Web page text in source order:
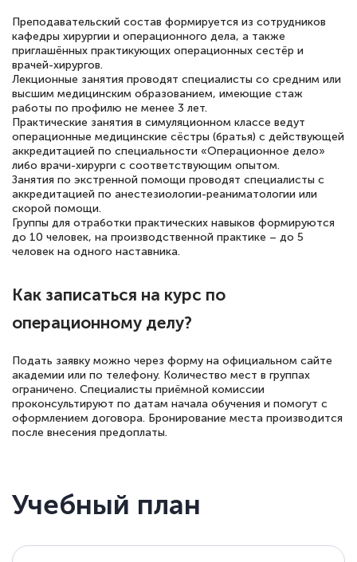
Преподавательский состав формируется из сотрудников
кафедры хирургии и операционного дела, а также
приглашённых практикующих операционных сестёр и
врачей-хирургов.
Лекционные занятия проводят специалисты со средним или
высшим медицинским образованием, имеющие стаж
работы по профилю не менее 3 лет.
Практические занятия в симуляционном классе ведут
операционные медицинские сёстры (братья) с действующей
аккредитацией по специальности «Операционное дело»
либо врачи-хирурги с соответствующим опытом.
Занятия по экстренной помощи проводят специалисты с
аккредитацией по анестезиологии-реаниматологии или
скорой помощи.
Группы для отработки практических навыков формируются
до 10 человек, на производственной практике – до 5
человек на одного наставника.
Как записаться на курс по
операционному делу?
Подать заявку можно через форму на официальном сайте
академии или по телефону. Количество мест в группах
ограничено. Специалисты приёмной комиссии
проконсультируют по датам начала обучения и помогут с
оформлением договора. Бронирование места производится
после внесения предоплаты.
Учебный план